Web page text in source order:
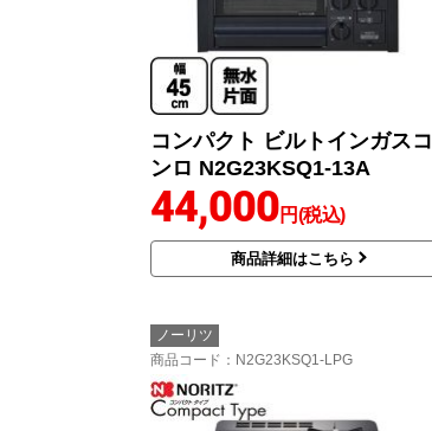
コンパクト ビルトインガスコ
ンロ N2G23KSQ1-13A
44,000円(税込)
商品詳細はこちら
ノーリツ
商品コード ：N2G23KSQ1-LPG